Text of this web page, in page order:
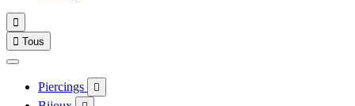

 Tous
Piercings 